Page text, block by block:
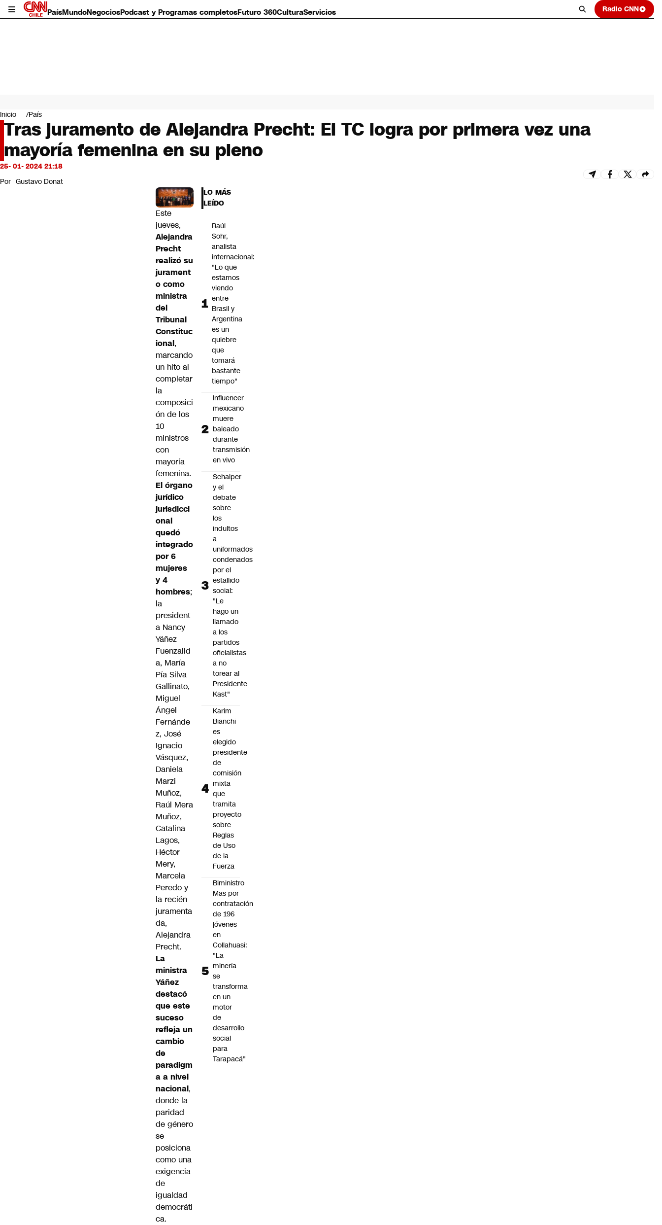
PaísMundoNegociosPodcast y Programas completosFuturo 360CulturaServicios Radio CNN
Mundo
Negocios
Deportes
Programas completos
Cultura
Servicios
Bits
CNN Data
Inicio País
Tras juramento de Alejandra Precht: El TC logra por primera vez una
mayoría femenina en su pleno
25- 01- 2024 21:18
Por Gustavo Donat
Este
jueves,
Alejandra
Precht
realizó su
jurament
o como
ministra
del
Tribunal
Constituc
ional,
marcando
un hito al
completar
la
composici
ón de los
10
ministros
con
mayoría
femenina.
El órgano
jurídico
jurisdicci
onal
quedó
integrado
por 6
mujeres
y 4
hombres;
la
president
a Nancy
Yáñez
Fuenzalid
a, María
Pía Silva
Gallinato,
Miguel
Ángel
Fernánde
z, José
Ignacio
Vásquez,
Daniela
Marzi
Muñoz,
Raúl Mera
Muñoz,
Catalina
Lagos,
Héctor
Mery,
Marcela
Peredo y
la recién
juramenta
da,
Alejandra
Precht.
La
ministra
Yáñez
destacó
que este
suceso
refleja un
cambio
de
paradigm
a a nivel
nacional,
donde la
paridad
de género
se
posiciona
como una
exigencia
de
igualdad
democráti
ca.
LO MÁS
LEÍDO
Raúl
Sohr,
analista
internacional:
"Lo que
estamos
viendo
entre
Brasil y
Argentina
es un
quiebre
que
tomará
bastante
tiempo"
Influencer
mexicano
muere
baleado
durante
transmisión
en vivo
Schalper
y el
debate
sobre
los
indultos
a
uniformados
condenados
por el
estallido
social:
"Le
hago un
llamado
a los
partidos
oficialistas
a no
torear al
Presidente
Kast"
Karim
Bianchi
es
elegido
presidente
de
comisión
mixta
que
tramita
proyecto
sobre
Reglas
de Uso
de la
Fuerza
Biministro
Mas por
contratación
de 196
jóvenes
en
Collahuasi:
"La
minería
se
transforma
en un
motor
de
desarrollo
social
para
Tarapacá"